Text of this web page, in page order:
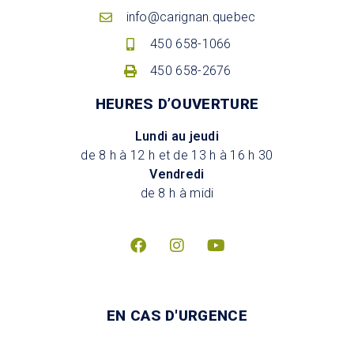
info@carignan.quebec
450 658-1066
450 658-2676
HEURES D’OUVERTURE
Lundi au jeudi
de 8 h à 12 h et de 13 h à 16 h 30
Vendredi
de 8 h à midi
EN CAS D'URGENCE